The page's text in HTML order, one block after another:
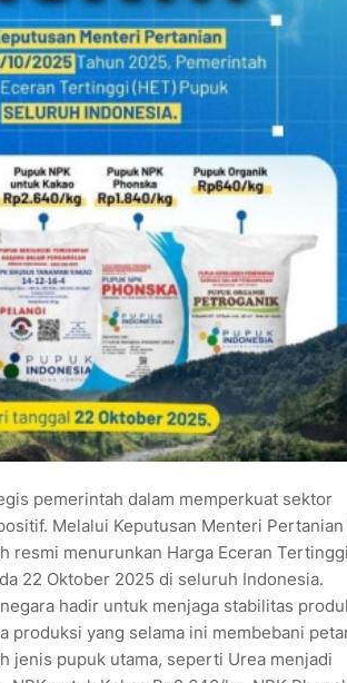
pemerintah dalam memperkuat sektor
Melalui Keputusan Menteri Pertanian
resmi menurunkan Harga Eceran
22 Oktober 2025 di seluruh Indonesia.
hadir untuk menjaga stabilitas
produksi yang selama ini membebani
jenis pupuk utama, seperti Urea menjadi